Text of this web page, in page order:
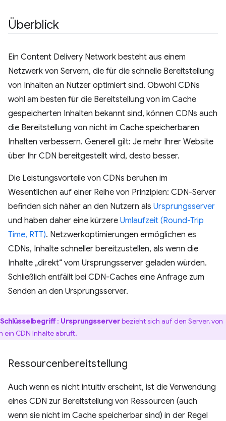
Überblick
Ein Content Delivery Network besteht aus einem
Netzwerk von Servern, die für die schnelle Bereitstellung
von Inhalten an Nutzer optimiert sind. Obwohl CDNs
wohl am besten für die Bereitstellung von im Cache
gespeicherten Inhalten bekannt sind, können CDNs auch
die Bereitstellung von nicht im Cache speicherbaren
Inhalten verbessern. Generell gilt: Je mehr Ihrer Website
über Ihr CDN bereitgestellt wird, desto besser.
Die Leistungsvorteile von CDNs beruhen im
Wesentlichen auf einer Reihe von Prinzipien: CDN-Server
befinden sich näher an den Nutzern als Ursprungsserver
und haben daher eine kürzere Umlaufzeit (Round-Trip
Time, RTT). Netzwerkoptimierungen ermöglichen es
CDNs, Inhalte schneller bereitzustellen, als wenn die
Inhalte „direkt“ vom Ursprungsserver geladen würden.
Schließlich entfällt bei CDN-Caches eine Anfrage zum
Senden an den Ursprungsserver.
Schlüsselbegriff: Ursprungsserverbezieht sich auf den Server, von
ein CDN Inhalte abruft.
Ressourcenbereitstellung
Auch wenn es nicht intuitiv erscheint, ist die Verwendung
eines CDN zur Bereitstellung von Ressourcen (auch
wenn sie nicht im Cache speicherbar sind) in der Regel